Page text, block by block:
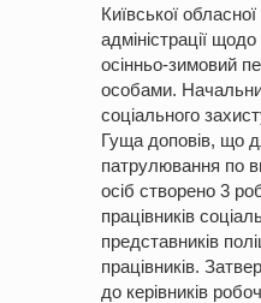
Київської
адміністрації щодо
осінньо-зимовий
особами.
соціального
Гуща доповів, що
патрулювання по
осіб створено 3
працівників
представників
працівників.
до керівників